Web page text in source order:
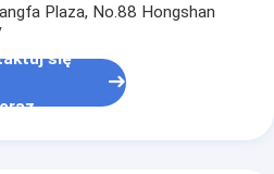
Plaza, No.88 Hongshan
się